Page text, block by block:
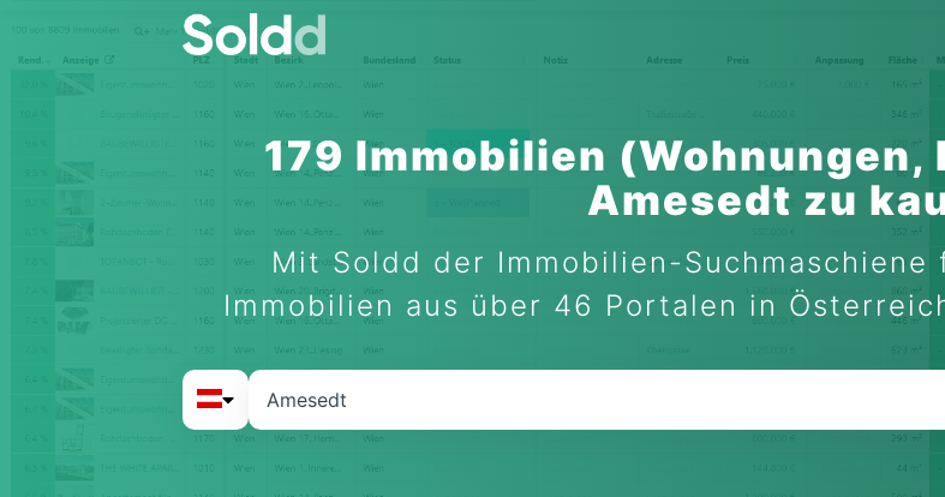
179 Immobilien (Wohnungen,
Amesedt zu
Mit Soldd der Immobilien-
Immobilien aus über 46 Portalen in